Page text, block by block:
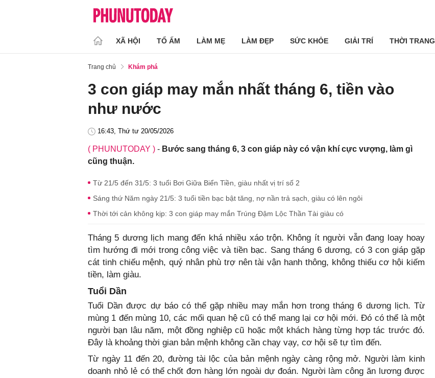
XÃ HỘI TỔ ẤM LÀM MẸ LÀM ĐẸP SỨC KHỎE GIẢI TRÍ THỜI TRANG
Trang chủ Khám phá
3 con giáp may mắn nhất tháng 6, tiền vào
như nước
16:43, Thứ tư 20/05/2026
( PHUNUTODAY ) - Bước sang tháng 6, 3 con giáp này có vận khí cực vượng, làm gì
cũng thuận.
Từ 21/5 đến 31/5: 3 tuổi Bơi Giữa Biển Tiền, giàu nhất vị trí số 2
Sáng thứ Năm ngày 21/5: 3 tuổi tiền bạc bật tăng, nợ nần trả sạch, giàu có lên ngôi
Thời tới cản không kịp: 3 con giáp may mắn Trúng Đậm Lộc Thần Tài giàu có
Tháng 5 dương lịch mang đến khá nhiều xáo trộn. Không ít người vẫn đang loay hoay
tìm hướng đi mới trong công việc và tiền bạc. Sang tháng 6 dương, có 3 con giáp gặp
cát tinh chiếu mệnh, quý nhân phù trợ nên tài vận hanh thông, không thiếu cơ hội kiếm
tiền, làm giàu.
Tuổi Dần
Tuổi Dần được dự báo có thể gặp nhiều may mắn hơn trong tháng 6 dương lịch. Từ
mùng 1 đến mùng 10, các mối quan hệ cũ có thể mang lại cơ hội mới. Đó có thể là một
người bạn lâu năm, một đồng nghiệp cũ hoặc một khách hàng từng hợp tác trước đó.
Đây là khoảng thời gian bản mệnh không cần chạy vạy, cơ hội sẽ tự tìm đến.
Từ ngày 11 đến 20, đường tài lộc của bản mệnh ngày càng rộng mở. Người làm kinh
doanh nhỏ lẻ có thể chốt đơn hàng lớn ngoài dự đoán. Người làm công ăn lương được